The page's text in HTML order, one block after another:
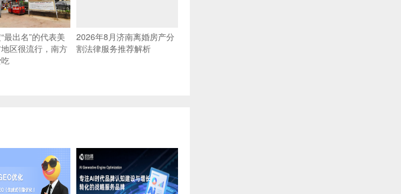
最出名”的代表美
区很流行，南方
2026年8月济南离婚房产分
割法律服务推荐解析